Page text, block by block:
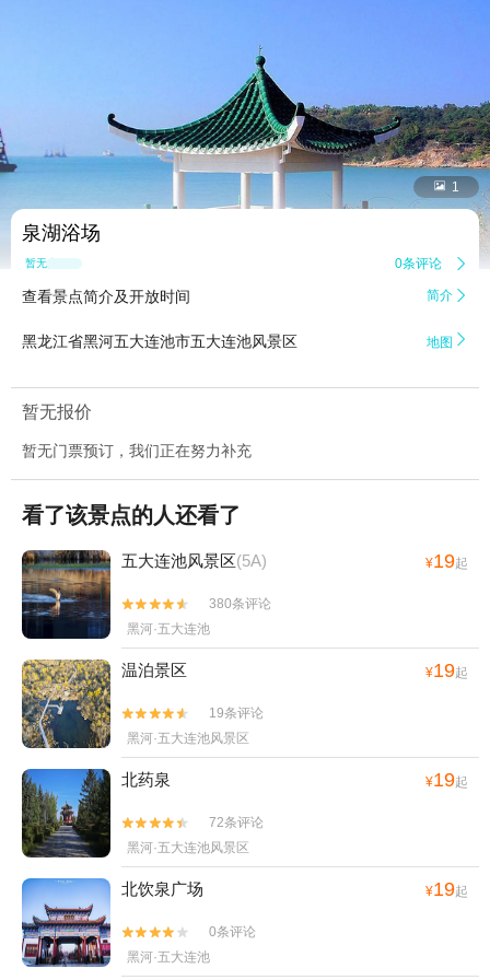
 1
泉湖浴场
暂无点评 0条评论 
查看景点简介及开放时间 简介 
黑龙江省黑河五大连池市五大连池风景区 地图 
暂无报价
暂无门票预订，我们正在努力补充
看了该景点的人还看了
五大连池风景区(5A) ¥19起


380条评论
黑河·五大连池
温泊景区 ¥19起


19条评论
黑河·五大连池风景区
北药泉 ¥19起


72条评论
黑河·五大连池风景区
北饮泉广场 ¥19起


0条评论
黑河·五大连池